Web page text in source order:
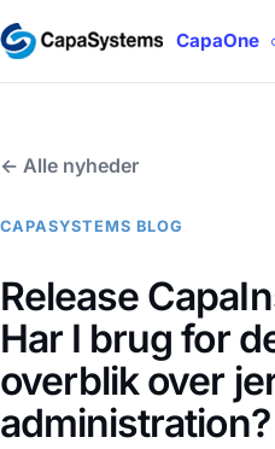
CapaOne
← Alle nyheder
CAPASYSTEMS BLOG
Release
Har I brug for
overblik over
administration?